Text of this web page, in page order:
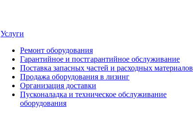
Услуги
Ремонт оборудования
Гарантийное и постгарантийное обслуживание
Поставка запасных частей и расходных материалов
Продажа оборудования в лизинг
Организация доставки
Пусконаладка и техническое обслуживание
оборудования